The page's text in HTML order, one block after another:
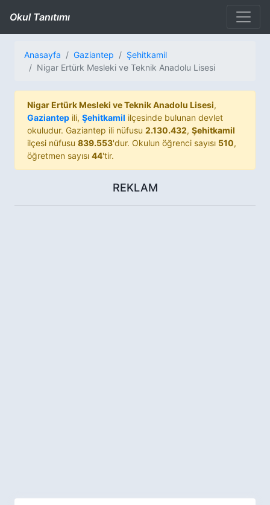
Okul Tanıtımı
Anasayfa Gaziantep
Şehitkamil
Nigar Ertürk Mesleki ve Teknik Anadolu Lisesi
Nigar Ertürk Mesleki ve Teknik Anadolu Lisesi,
Gaziantep ili, Şehitkamil ilçesinde bulunan devlet
okuludur. Gaziantep ili nüfusu 2.130.432, Şehitkamil
ilçesi nüfusu 839.553'dur. Okulun öğrenci sayısı 510,
öğretmen sayısı 44'tir.
REKLAM